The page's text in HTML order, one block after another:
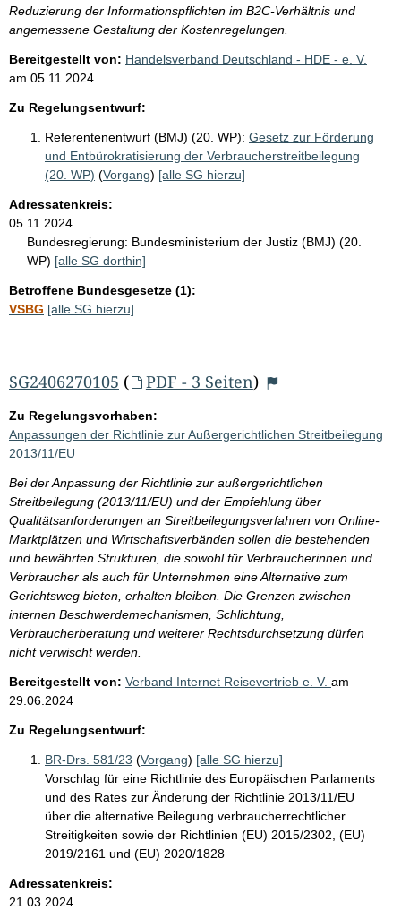
Reduzierung der Informationspflichten im B2C-Verhältnis und
angemessene Gestaltung der Kostenregelungen.
Bereitgestellt von: Handelsverband Deutschland - HDE - e. V.
am 05.11.2024
Zu Regelungsentwurf:
Referentenentwurf (BMJ) (20. WP): Gesetz zur Förderung
und Entbürokratisierung der Verbraucherstreitbeilegung
(20. WP) (Vorgang) [alle SG hierzu]
Adressatenkreis:
05.11.2024
Bundesregierung: Bundesministerium der Justiz (BMJ) (20.
WP) [alle SG dorthin]
Betroffene Bundesgesetze (1):
VSBG [alle SG hierzu]
SG2406270105 ( PDF - 3 Seiten)
Zu Regelungsvorhaben:
Anpassungen der Richtlinie zur Außergerichtlichen Streitbeilegung
2013/11/EU
Bei der Anpassung der Richtlinie zur außergerichtlichen
Streitbeilegung (2013/11/EU) und der Empfehlung über
Qualitätsanforderungen an Streitbeilegungsverfahren von Online-
Marktplätzen und Wirtschaftsverbänden sollen die bestehenden
und bewährten Strukturen, die sowohl für Verbraucherinnen und
Verbraucher als auch für Unternehmen eine Alternative zum
Gerichtsweg bieten, erhalten bleiben. Die Grenzen zwischen
internen Beschwerdemechanismen, Schlichtung,
Verbraucherberatung und weiterer Rechtsdurchsetzung dürfen
nicht verwischt werden.
Bereitgestellt von: Verband Internet Reisevertrieb e. V. am
29.06.2024
Zu Regelungsentwurf:
BR-Drs. 581/23 (Vorgang) [alle SG hierzu]
Vorschlag für eine Richtlinie des Europäischen Parlaments
und des Rates zur Änderung der Richtlinie 2013/11/EU
über die alternative Beilegung verbraucherrechtlicher
Streitigkeiten sowie der Richtlinien (EU) 2015/2302, (EU)
2019/2161 und (EU) 2020/1828
Adressatenkreis:
21.03.2024